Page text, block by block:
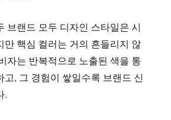
브랜드 모두 디자인 스타일은 시
만 핵심 컬러는 거의 흔들리지 않
자는 반복적으로 노출된 색을 통
고, 그 경험이 쌓일수록 브랜드 신
.